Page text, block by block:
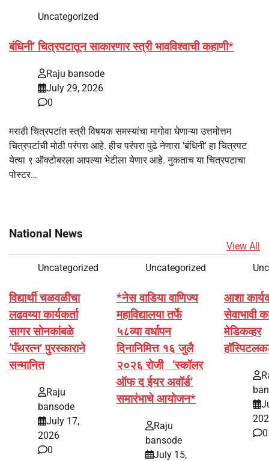
Uncategorized
बंधिनी’ चित्रपटातून साकारणार स्त्री भावविश्वाची कहाणी*
Raju bansode
July 29, 2026
0
मराठी चित्रपटांत स्त्री विषयक समस्यांचा मागोवा घेणाऱ्या उत्तमोत्तम
चित्रपटांची मोठी परंपरा आहे. हीच परंपरा पुढे नेणारा 'बंधिनी' हा चित्रपट
येत्या ९ ऑक्टोबरला आपल्या भेटीला येणार आहे. नुकताच या चित्रपटाचा
पोस्टर…
National News
View All
Uncategorized
विद्यार्थी चळवळीचा
लढवय्या कार्यकर्ता
सागर सोनकांबळे
‘पॅंथरत्न’ पुरस्काराने
सन्मानित
Raju
bansode
July 17,
2026
0
Uncategorized
*नेस वाडिया वाणिज्य
महाविद्यालया तर्फे
५८व्या वर्धापन
दिनानिमित्त १६ जुलै
२०२६ रोजी ‘स्कॉलर
ऑफ द ईयर अवॉर्ड’
समारंभाचे आयोजन*
Raju
bansode
July 15,
आशा
सेवाभावी
मेडिकव्हर
0